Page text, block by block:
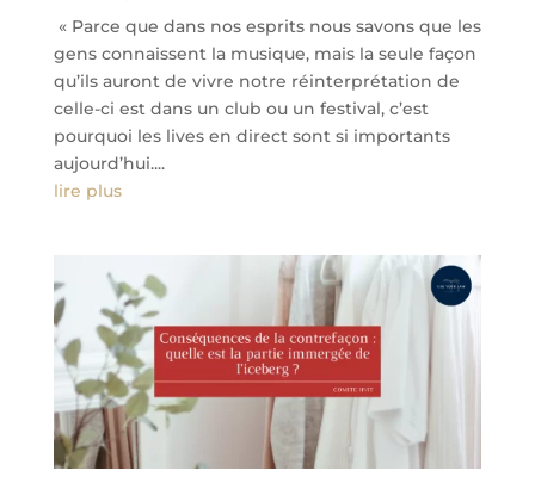
« Parce que dans nos esprits nous savons que les
gens connaissent la musique, mais la seule façon
qu’ils auront de vivre notre réinterprétation de
celle-ci est dans un club ou un festival, c’est
pourquoi les lives en direct sont si importants
aujourd’hui....
lire plus